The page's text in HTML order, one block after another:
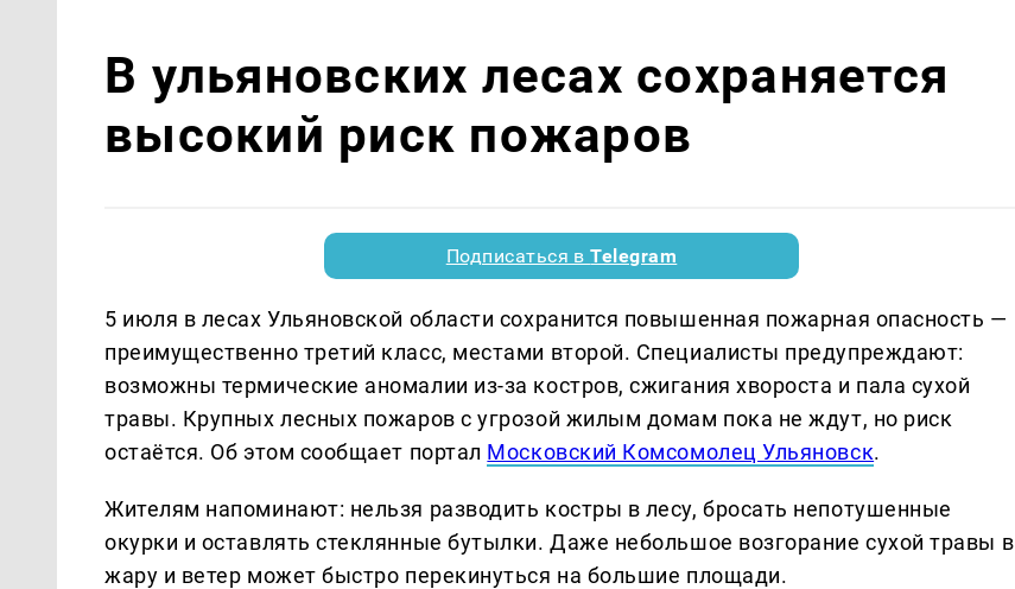
В ульяновских лесах сохраняется
высокий риск пожаров
Подписаться вTelegram
5 июля в лесах Ульяновской области сохранится повышенная пожарная опасность —
преимущественно третий класс, местами второй. Специалисты предупреждают:
возможны термические аномалии из-за костров, сжигания хвороста и пала сухой
травы. Крупных лесных пожаров с угрозой жилым домам пока не ждут, но риск
остаётся. Об этом сообщает портал Московский Комсомолец Ульяновск.
Жителям напоминают: нельзя разводить костры в лесу, бросать непотушенные
окурки и оставлять стеклянные бутылки. Даже небольшое возгорание сухой травы в
жару и ветер может быстро перекинуться на большие площади.